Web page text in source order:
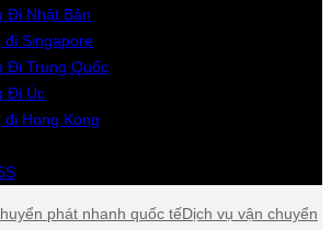
Đi Nhật Bản
đi Singapore
Đi Trung Quốc
Đi Úc
Hong Kong
phát nhanh quốc tếDịch vụ vận chuyển